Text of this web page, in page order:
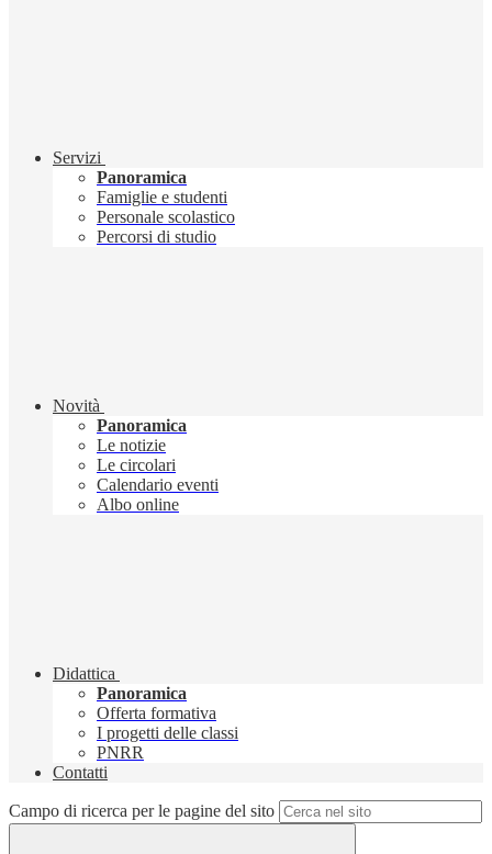
Servizi
Panoramica
Famiglie e studenti
Personale scolastico
Percorsi di studio
Novità
Panoramica
Le notizie
Le circolari
Calendario eventi
Albo online
Didattica
Panoramica
Offerta formativa
I progetti delle classi
PNRR
Contatti
Campo di ricerca per le pagine del sito